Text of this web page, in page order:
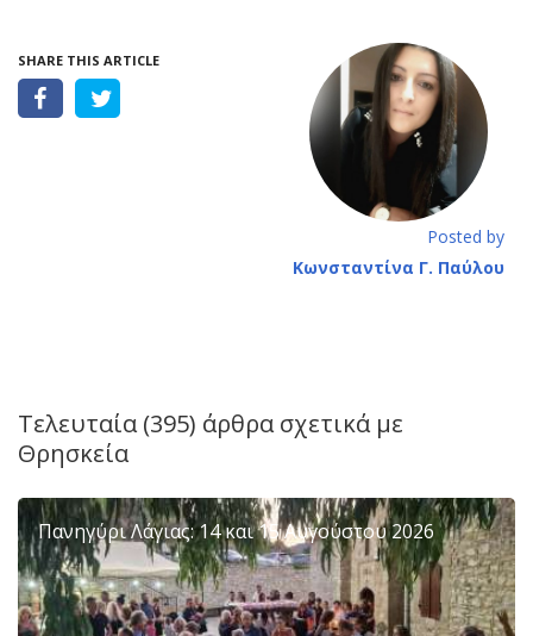
SHARE THIS ARTICLE
Posted by
Κωνσταντίνα Γ. Παύλου
Τελευταία (395) άρθρα σχετικά με
Θρησκεία
Πανηγύρι Λάγιας: 14 και 15 Αυγούστου 2026